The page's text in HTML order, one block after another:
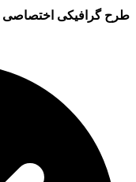
طرح گرافیکی اختصاصی